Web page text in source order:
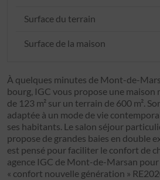
Surface du terrain
Surface de la maison
À quelques minutes de Mont-de-
bourg, IGC vous propose une maison
de 123 m² sur un terrain de 600 m².
adaptée à un mode de vie
ses habitants. Le salon séjour
propose de grandes baies en double
est pensé pour faciliter le confort de
agence IGC de Mont-de-Marsan
« confort nouvelle génération »